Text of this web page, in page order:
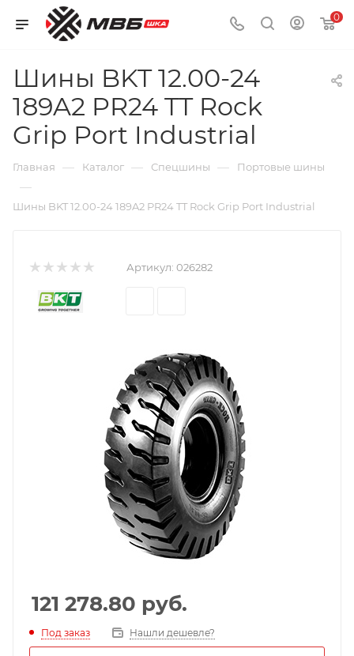
0
Шины BKT 12.00-24
189A2 PR24 TT Rock
Grip Port Industrial
Главная — Каталог — Спецшины — Портовые шины
—
Шины BKT 12.00-24 189A2 PR24 TT Rock Grip Port Industrial
Артикул: 026282
121 278.80 руб.
Под заказ Нашли дешевле?